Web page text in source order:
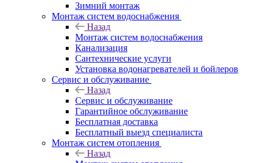
Зимний монтаж
Монтаж систем водоснабжения
Назад
Монтаж систем водоснабжения
Канализация
Сантехнические услуги
Установка водонагревателей и бойлеров
Сервис и обслуживание
Назад
Сервис и обслуживание
Гарантийное обслуживание
Бесплатная доставка
Бесплатный выезд специалиста
Монтаж систем отопления
Назад